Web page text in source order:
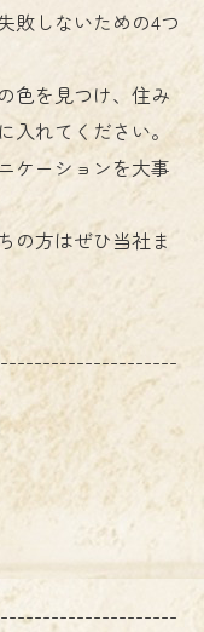
敗しないための4つ
色を見つけ、住み
入れてください。
ケーションを大事
の方はぜひ当社ま